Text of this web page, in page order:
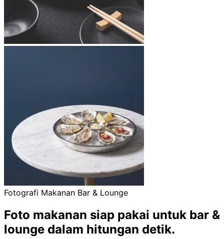
Fotografi Makanan Bar & Lounge
Foto makanan siap pakai untuk bar &
lounge dalam hitungan detik.